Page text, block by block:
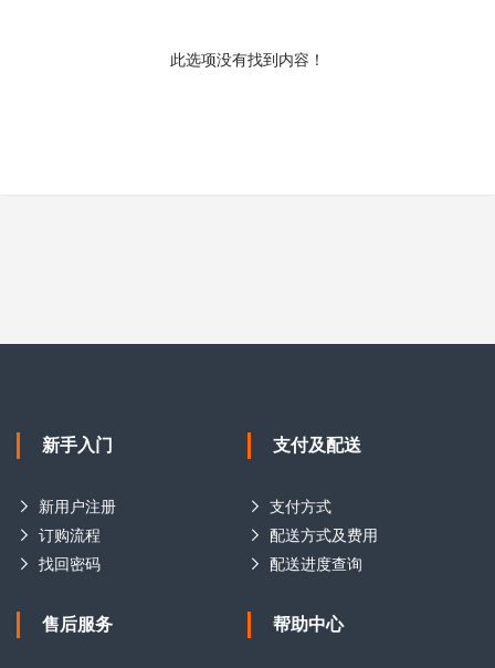
此选项没有找到内容！
新手入门
新用户注册
订购流程
找回密码
支付及配送
支付方式
配送方式及费用
配送进度查询
售后服务 帮助中心